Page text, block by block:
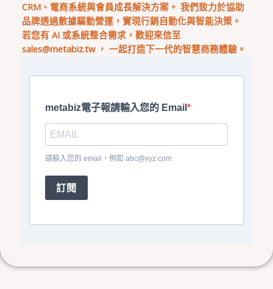
CRM、電商系統與會員成長解決方案。 我們致力於協助
品牌透過數據驅動營運，實現行銷自動化與智能決策。
若您有 AI 或系統整合需求，歡迎來信至
sales@metabiz.tw， 一起打造下一代的智慧商務體驗。
metabiz電子報請輸入您的 Email
請輸入您的 email，例如 abc@xyz.com
訂閱